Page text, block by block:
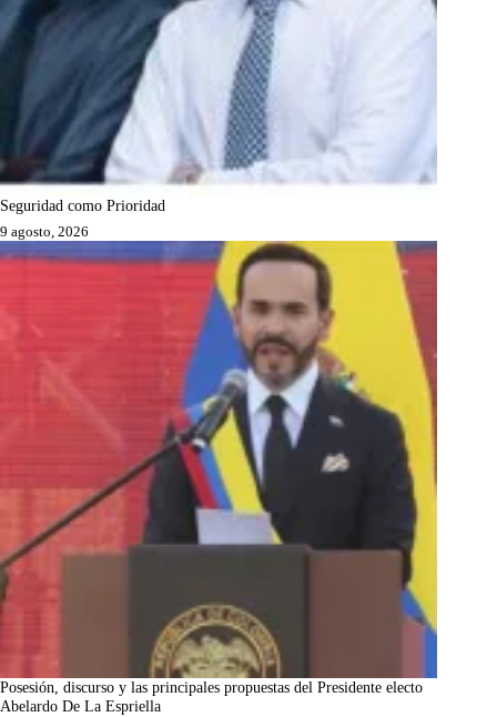
Seguridad como Prioridad
9 agosto, 2026
Posesión, discurso y las principales propuestas del Presidente electo
Abelardo De La Espriella